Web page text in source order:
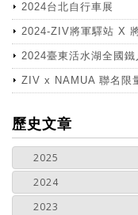
2024台北自行車展
2024-ZIV將軍驛站 X
2024臺東活水湖全國鐵
ZIV x NAMUA 聯名限
more
歷史文章
2025
2024
2023